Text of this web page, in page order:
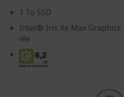
1 To SSD
Intel® Iris Xe Max Graphics
iée